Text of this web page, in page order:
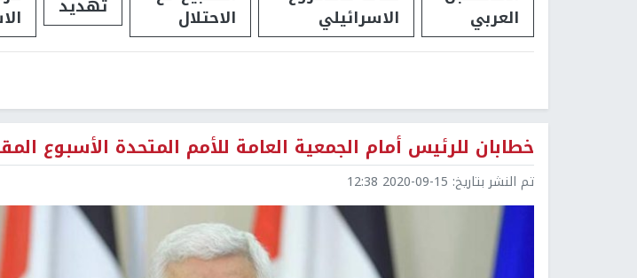
العربي الاسرائيلي الاحتلال تهديد
خطابان للرئيس أمام الجمعية العامة للأمم المتحدة الأسبوع
تم النشر بتاريخ: 2020-09-15 12:38